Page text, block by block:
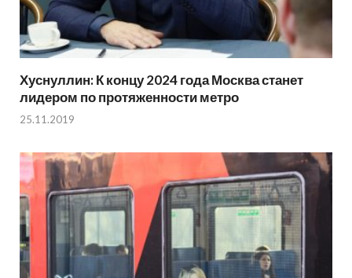
Хуснуллин: К концу 2024 года Москва станет
лидером по протяженности метро
25.11.2019